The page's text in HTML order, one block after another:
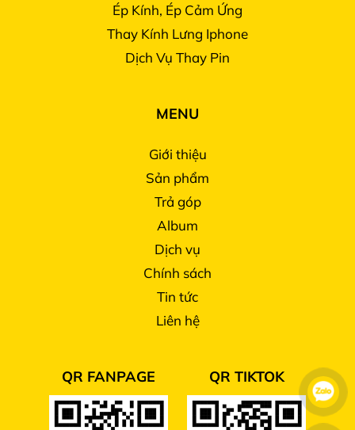
Ép Kính, Ép Cảm Ứng
Thay Kính Lưng Iphone
Dịch Vụ Thay Pin
MENU
Giới thiệu
Sản phẩm
Trả góp
Album
Dịch vụ
Chính sách
Tin tức
Liên hệ
QR FANPAGE QR TIKTOK